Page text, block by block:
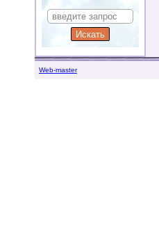
Web-master